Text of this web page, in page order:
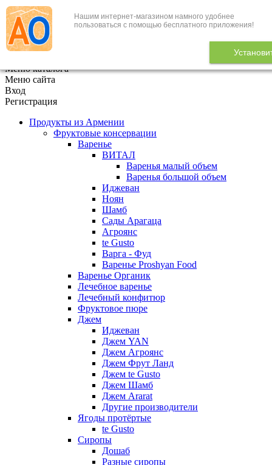
Нашим интернет-магазином намного удобнее
пользоваться с помощью бесплатного приложения!
+7 (495) 646-888-1
В корзине 0
Меню каталога
Меню сайта
Вход
Регистрация
Продукты из Армении
Фруктовые консервации
Варенье
ВИТАЛ
Варенья малый объем
Варенья большой объем
Иджеван
Ноян
Шамб
Сады Арагаца
Агроянс
te Gusto
Варга - Фуд
Варенье Proshyan Food
Варенье Органик
Лечебное варенье
Лечебный конфитюр
Фруктовое пюре
Джем
Иджеван
Джем YAN
Джем Агроянс
Джем Фрут Ланд
Джем te Gusto
Джем Шамб
Джем Ararat
Другие производители
Ягоды протёртые
te Gusto
Сиропы
Дошаб
Разные сиропы